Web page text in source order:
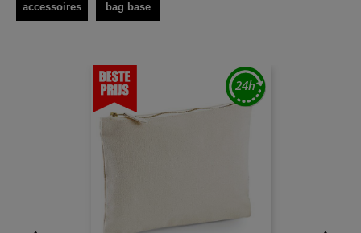
accessoires bag base